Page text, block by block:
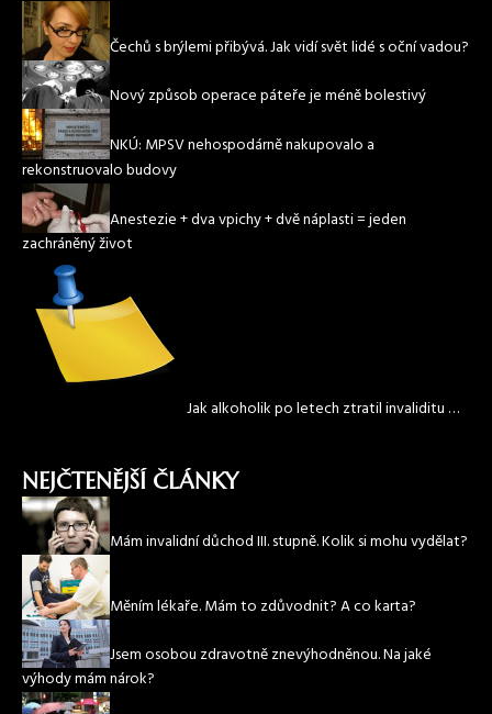
Čechů s brýlemi přibývá. Jak vidí svět lidé s oční vadou?
Nový způsob operace páteře je méně bolestivý
NKÚ: MPSV nehospodárně nakupovalo a
rekonstruovalo budovy
Anestezie + dva vpichy + dvě náplasti = jeden
zachráněný život
Jak alkoholik po letech ztratil invaliditu …
NEJČTENĚJŠÍ ČLÁNKY
Mám invalidní důchod III. stupně. Kolik si mohu vydělat?
Měním lékaře. Mám to zdůvodnit? A co karta?
Jsem osobou zdravotně znevýhodněnou. Na jaké
výhody mám nárok?